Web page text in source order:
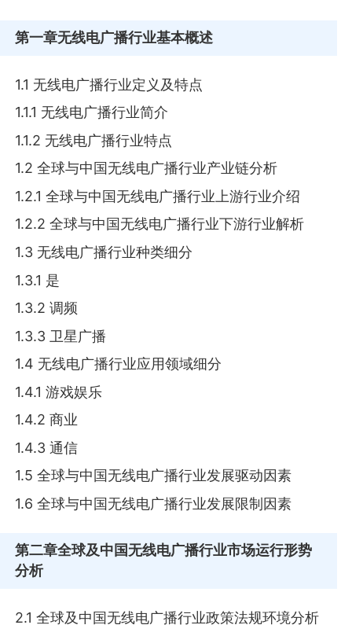
第一章无线电广播行业基本概述
1.1 无线电广播行业定义及特点
1.1.1 无线电广播行业简介
1.1.2 无线电广播行业特点
1.2 全球与中国无线电广播行业产业链分析
1.2.1 全球与中国无线电广播行业上游行业介绍
1.2.2 全球与中国无线电广播行业下游行业解析
1.3 无线电广播行业种类细分
1.3.1 是
1.3.2 调频
1.3.3 卫星广播
1.4 无线电广播行业应用领域细分
1.4.1 游戏娱乐
1.4.2 商业
1.4.3 通信
1.5 全球与中国无线电广播行业发展驱动因素
1.6 全球与中国无线电广播行业发展限制因素
第二章全球及中国无线电广播行业市场运行形势
分析
2.1 全球及中国无线电广播行业政策法规环境分析